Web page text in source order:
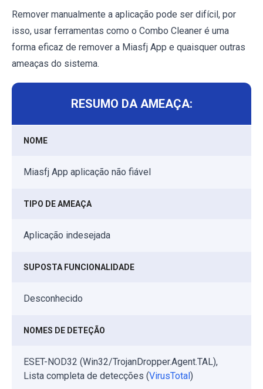
Remover manualmente a aplicação pode ser difícil, por
isso, usar ferramentas como o Combo Cleaner é uma
forma eficaz de remover a Miasfj App e quaisquer outras
ameaças do sistema.
RESUMO DA AMEAÇA:
NOME
Miasfj App aplicação não fiável
TIPO DE AMEAÇA
Aplicação indesejada
SUPOSTA FUNCIONALIDADE
Desconhecido
NOMES DE DETEÇÃO
ESET-NOD32 (Win32/TrojanDropper.Agent.TAL),
Lista completa de detecções (VirusTotal)